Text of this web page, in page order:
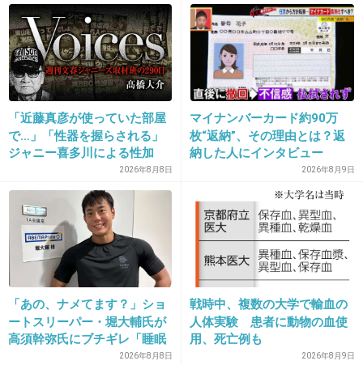
16. 匿名2016/06/26(日) 20:36:29
-52
2016/06/26(日) 20:36:43
宮田さん…。
+38
「近藤真彦が使っていた部屋
で…」「性器を握らされる」
ジャニー喜多川による性加
害、語り始めた被害者たち
《徹底取材の裏側》
2026年8月8日
マイナンバーカード約90万
枚“返納”、その理由とは？返
納した人にインタビュー
2026年8月9日
「あの、ナメてます？」ショ
ートスリーパー・堀大輔氏が
高須幹弥氏にブチギレ「睡眠
不足の人＝キレやすい」SNS
2026年8月8日
戦時中、複数の大学で輸血の
人体実験 患者に動物の血使
用、死亡例も
2026年8月9日